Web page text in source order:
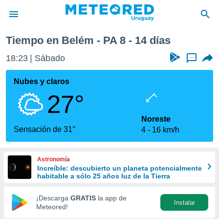
de
ha
calidad.
a este
las
y
forma
digital
basada
Tiempo en Belém - PA 8 - 14 días
18:23 Sábado ...
Nubes y claros
27°
Sensación de 31°
Noreste
4
16 km/h
Astronomía
Increíble: descubierto un planeta potencialmente
habitable a sólo 25 años luz de la Tierra
¡Descarga GRATIS la app de
Meteored!
Instalar